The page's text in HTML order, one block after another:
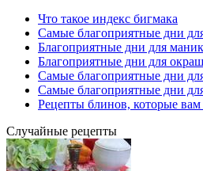
Что такое индекс бигмака
Самые благоприятные дни
Благоприятные дни для
Благоприятные дни для
Самые благоприятные дни
Самые благоприятные дни
Рецепты блинов, которые вам
Случайные рецепты